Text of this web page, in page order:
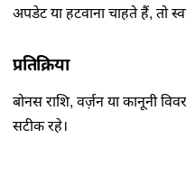
अपडेट या हटवाना चाहते हैं, तो
प्रतिक्रिया
बोनस राशि, वर्ज़न या कानूनी
सटीक रहे।